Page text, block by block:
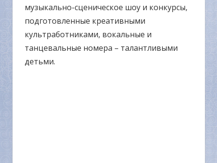
музыкально-сценическое шоу и конкурсы,
подготовленные креативными
культработниками, вокальные и
танцевальные номера – талантливыми
детьми.